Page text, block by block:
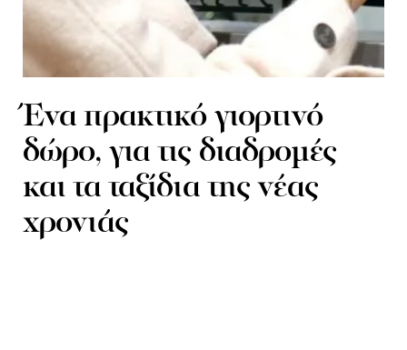
Ένα πρακτικό γιορτινό
δώρο, για τις διαδρομές
και τα ταξίδια της νέας
χρονιάς